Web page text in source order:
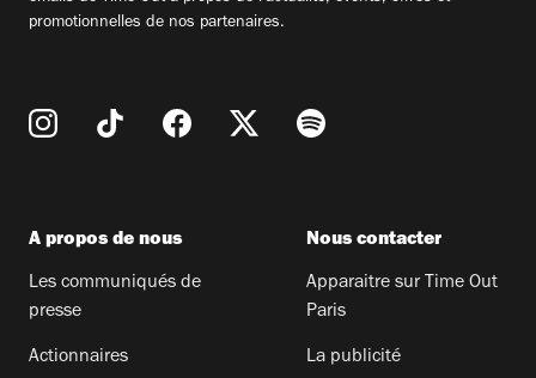
promotionnelles de nos partenaires.
A propos de nous
Les communiqués de
presse
Actionnaires
Nous contacter
Apparaitre sur Time Out
Paris
La publicité